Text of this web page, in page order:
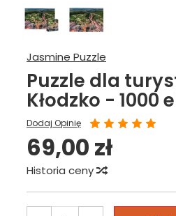
Jasmine Puzzle
Puzzle dla
Kłodzko - 1000
Dodaj Opinię
69,00 zł
Historia ceny